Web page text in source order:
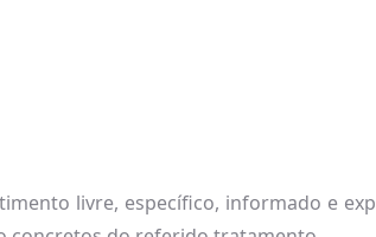
livre, específico, informado e